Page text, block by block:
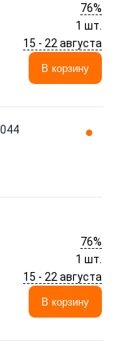
76%
1 шт.
15 - 22 августа
В корзину
76%
1 шт.
15 - 22 августа
В корзину